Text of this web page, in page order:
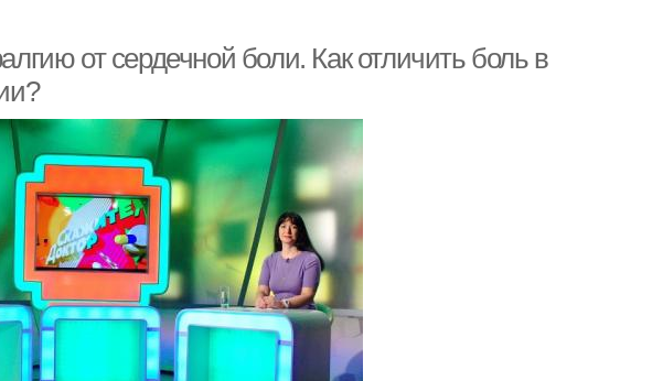
от сердечной боли. Как отличить боль в